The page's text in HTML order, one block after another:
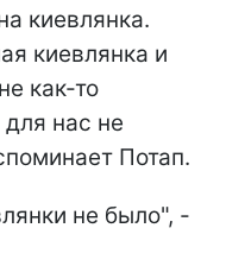
киевлянка.
киевлянка и
как-то
нас не
Потап.
не было", -